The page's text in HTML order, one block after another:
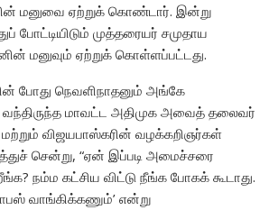
மனுவை ஏற்றுக் கொண்டார். இன்று
போட்டியிடும் முத்தரையர் சமுதாய
மனுவும் ஏற்றுக் கொள்ளப்பட்டது.
போது நெவளிநாதனும் அங்கே
வந்திருந்த மாவட்ட அதிமுக அவைத் தலைவர்
மற்றும் விஜயபாஸ்கரின் வழக்கறிஞர்கள்
சென்று, “ஏன் இப்படி அமைச்சரை
நம்ம கட்சிய விட்டு நீங்க போகக் கூடாது.
வாங்கிக்கணும்’ என்று